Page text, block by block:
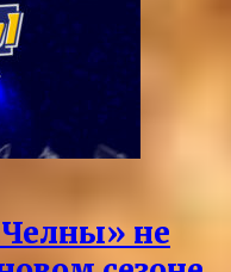
не